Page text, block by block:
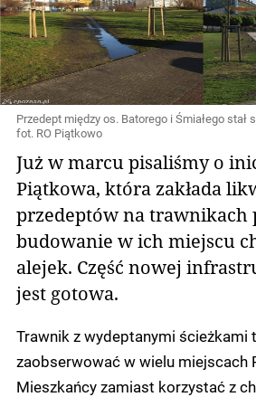
Przedept między os. Batorego i Śmiałego stał
fot. RO Piątkowo
Już w marcu pisaliśmy o
Piątkowa, która zakłada
przedeptów na trawnikach
budowanie w ich miejscu
alejek. Część nowej
jest gotowa.
Trawnik z wydeptanymi ścieżkami
zaobserwować w wielu miejscach
Mieszkańcy zamiast korzystać z